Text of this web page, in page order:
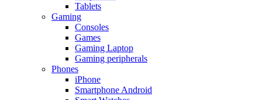
Tablets
Gaming
Consoles
Games
Gaming Laptop
Gaming peripherals
Phones
iPhone
Smartphone Android